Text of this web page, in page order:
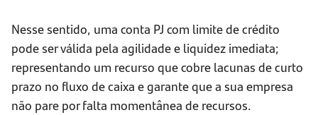
Nesse sentido, uma conta PJ com limite de crédito
pode ser válida pela agilidade e liquidez imediata;
representando um recurso que cobre lacunas de curto
prazo no fluxo de caixa e garante que a sua empresa
não pare por falta momentânea de recursos.